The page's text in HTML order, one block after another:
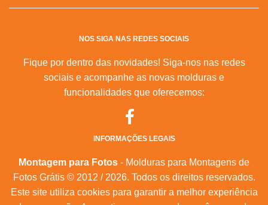
NOS SIGA NAS REDES SOCIAIS
Fique por dentro das novidades! Siga-nos nas redes
sociais e acompanhe as novas molduras e
funcionalidades que oferecemos:
INFORMAÇÕES LEGAIS
Montagem para Fotos - Molduras para Montagens de
Fotos Grátis © 2012 / 2026. Todos os direitos reservados.
Este site utiliza cookies para garantir a melhor experiência